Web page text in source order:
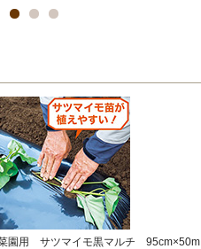
園用 サツマイモ黒マルチ 95cm×50m